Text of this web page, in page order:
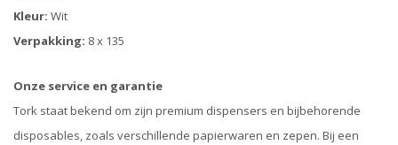
Kleur: Wit
Verpakking: 8 x 135
Onze service en garantie
Tork staat bekend om zijn premium dispensers en bijbehorende
disposables, zoals verschillende papierwaren en zepen. Bij een